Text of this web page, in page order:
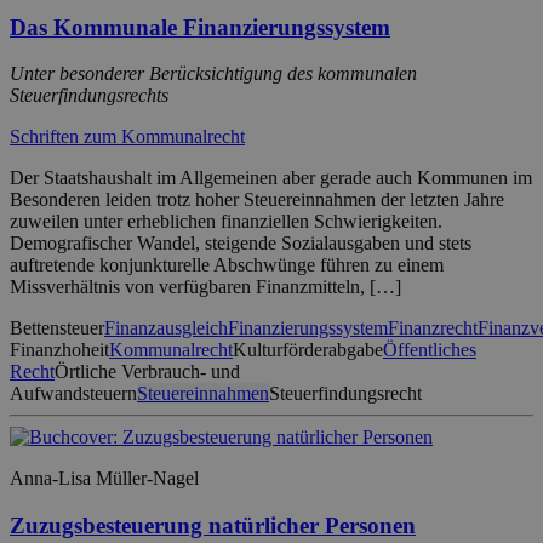
Das Kommunale Finanzierungssystem
Unter besonderer Berücksichtigung des kommunalen
Steuerfindungsrechts
Schriften zum Kommunalrecht
Der Staatshaushalt im Allgemeinen aber gerade auch Kommunen im
Besonderen leiden trotz hoher Steuereinnahmen der letzten Jahre
zuweilen unter erheblichen finanziellen Schwierigkeiten.
Demografischer Wandel, steigende Sozialausgaben und stets
auftretende konjunkturelle Abschwünge führen zu einem
Missverhältnis von verfügbaren Finanzmitteln, […]
BettensteuerFinanzausgleichFinanzierungssystemFinanzrecht
FinanzhoheitKommunalrechtKulturförderabgabeÖffentliches
RechtÖrtliche Verbrauch- und
AufwandsteuernSteuereinnahmenSteuerfindungsrecht
Anna-Lisa Müller-Nagel
Zuzugsbesteuerung natürlicher Personen